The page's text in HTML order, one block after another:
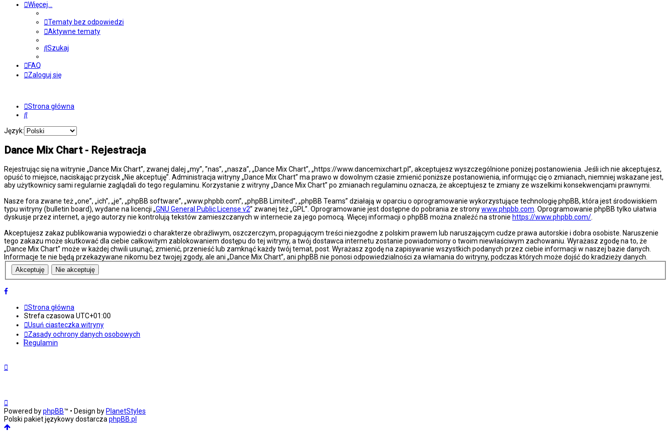
Więcej…
Tematy bez odpowiedzi
Aktywne tematy
Szukaj
FAQ
Zaloguj się
Strona główna
Szukaj
Język:
Dance Mix Chart - Rejestracja
Rejestrując się na witrynie „Dance Mix Chart”, zwanej dalej „my”, ”nas”, „nasza”, „Dance Mix Chart”, „https://www.dancemixchart.pl”, akceptujesz wyszczególnione poniżej postanowienia. Jeśli ich nie akceptujesz,
opuść to miejsce, naciskając przycisk „Nie akceptuję”. Administracja witryny „Dance Mix Chart” ma prawo w dowolnym czasie zmienić poniższe postanowienia, informując cię o zmianach, niemniej wskazane jest,
aby użytkownicy sami regularnie zaglądali do tego regulaminu. Korzystanie z witryny „Dance Mix Chart” po zmianach regulaminu oznacza, że akceptujesz te zmiany ze wszelkimi konsekwencjami prawnymi.
Nasze fora zwane też „one”, „ich”, „je”, „phpBB software”, „www.phpbb.com”, „phpBB Limited”, „phpBB Teams” działają w oparciu o oprogramowanie wykorzystujące technologię phpBB, która jest środowiskiem
typu witryny (bulletin board), wydane na licencji „GNU General Public License v2” zwanej też „GPL”. Oprogramowanie jest dostępne do pobrania ze stronywww.phpbb.com . Oprogramowanie phpBB tylko ułatwia
dyskusje przez internet, a jego autorzy nie kontrolują tekstów zamieszczanych w internecie za jego pomocą. Więcej informacji o phpBB można znaleźć na stronie https://www.phpbb.com/
Akceptujesz zakaz publikowania wypowiedzi o charakterze obraźliwym, oszczerczym, propagującym treści niezgodne z polskim prawem lub naruszającym cudze prawa autorskie i dobra osobiste. Naruszenie
tego zakazu może skutkować dla ciebie całkowitym zablokowaniem dostępu do tej witryny, a twój dostawca internetu zostanie powiadomiony o twoim niewłaściwym zachowaniu. Wyrażasz zgodę na to, że
„Dance Mix Chart” może w każdej chwili usunąć, zmienić, przenieść lub zamknąć każdy twój temat, post. Wyrażasz zgodę na zapisywanie wszystkich podanych przez ciebie informacji w naszej bazie danych.
Informacje te nie będą przekazywane nikomu bez twojej zgody, ale ani „Dance Mix Chart”, ani phpBB nie ponosi odpowiedzialności za włamania do witryny, podczas których może dojść do kradzieży danych.
Strona główna
Strefa czasowaUTC+01:00
Usuń ciasteczka witryny
Zasady ochrony danych osobowych
Regulamin
Powered byphpBB™ • Design by PlanetStyles
Polski pakiet językowy dostarczaphpBB.pl